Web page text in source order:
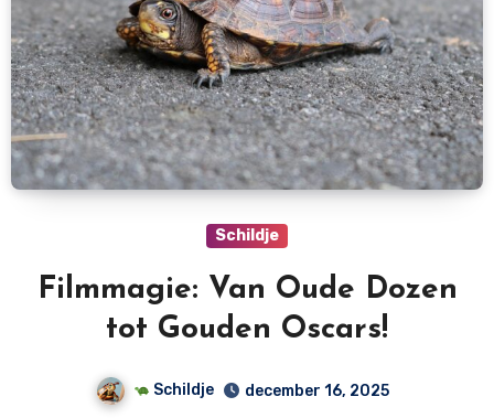
Schildje
Filmmagie: Van Oude Dozen
tot Gouden Oscars!
Schildje december 16, 2025